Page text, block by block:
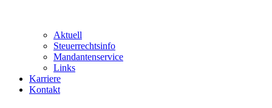
Aktuell
Steuerrechtsinfo
Mandantenservice
Links
Karriere
Kontakt